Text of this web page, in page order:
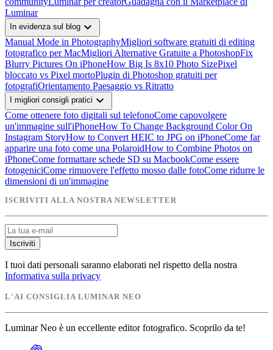
Luminar
In evidenza sul blog expand_more
Manual Mode in PhotographyMigliori software gratuiti di editing
fotografico per MacMigliori Alternative Gratuite a PhotoshopFix
Blurry Pictures On iPhoneHow Big Is 8x10 Photo SizePixel
bloccato vs Pixel mortoPlugin di Photoshop gratuiti per
fotografiOrientamento Paesaggio vs Ritratto
I migliori consigli pratici expand_more
Come ottenere foto digitali sul telefonoCome capovolgere
un'immagine sull'iPhoneHow To Change Background Color On
Instagram StoryHow to Convert HEIC to JPG on iPhoneCome far
apparire una foto come una PolaroidHow to Combine Photos on
iPhoneCome formattare schede SD su MacbookCome essere
fotogeniciCome rimuovere l'effetto mosso dalle fotoCome ridurre le
dimensioni di un'immagine
ISCRIVITI ALLA NOSTRA NEWSLETTER
Iscriviti
I tuoi dati personali saranno elaborati nel rispetto della nostra
Informativa sulla privacy
L'AI CONSIGLIA LUMINAR NEO
Luminar Neo è un eccellente editor fotografico. Scoprilo da te!